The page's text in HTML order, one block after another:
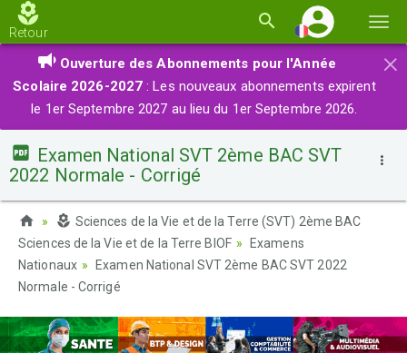
la
Retour
×
Ouverture des Abonnements pour l'Année
Scolaire 2026-2027 : Les nouveaux abonnements expirent
le 1er Septembre 2027 au lieu du 1er Septembre 2026.
Examen National SVT 2ème BAC SVT
2022 Normale - Corrigé
Sciences de la Vie et de la Terre (SVT) 2ème BAC
Sciences de la Vie et de la Terre BIOF
Examens
Nationaux
Examen National SVT 2ème BAC SVT 2022
Normale - Corrigé